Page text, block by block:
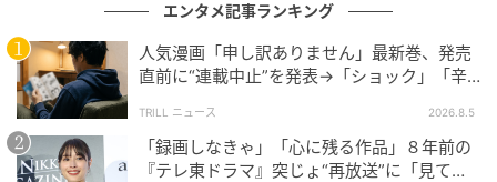
エンタメ記事ランキング
人気漫画「申し訳ありません」最新巻、発売
直前に“連載中止”を発表→「ショック」「辛
TRILL ニュース 2026.8.5
「録画しなきゃ」「心に残る作品」８年前の
『テレ東ドラマ』突じょ“再放送”に「見てほ